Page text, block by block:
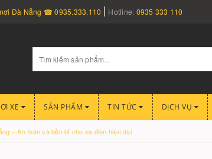
Đà Nẵng ☎ 0935.333.110 Hotline: 0935 333 110
XE SẢN PHẨM TIN TỨC DỊCH VỤ
– An toàn và bền bỉ cho xe điện hiện đại